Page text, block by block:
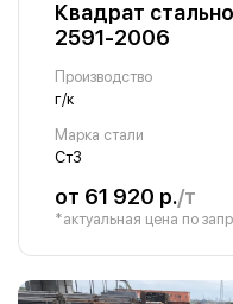
Квадрат
2591-2006
Производство
г/к
Марка стали
Ст3
от 61 920 р./т
*актуальная цена по